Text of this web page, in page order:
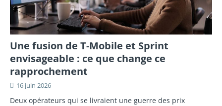
Une fusion de T-Mobile et Sprint
envisageable : ce que change ce
rapprochement
16 juin 2026
Deux opérateurs qui se livraient une guerre des prix